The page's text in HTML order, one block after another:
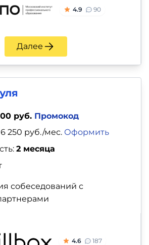
4.9 90
Далее
руб. Промокод
2 месяца
250 руб./мес. Оформить
собеседований с
4.6 187